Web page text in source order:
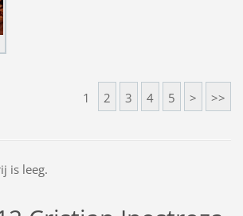
1 2 3 4 5 > >>
is leeg.